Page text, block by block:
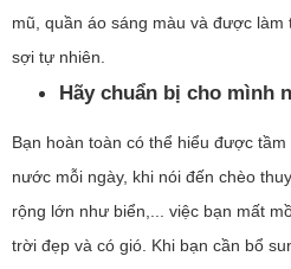
mũ, quần áo sáng màu và được
sợi tự nhiên.
Hãy chuẩn bị cho mình
Bạn hoàn toàn có thể hiểu được
nước mỗi ngày, khi nói đến chèo
rộng lớn như biển,... việc bạn mất
trời đẹp và có gió. Khi bạn cần bổ